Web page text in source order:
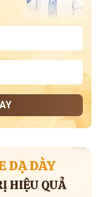
DẠ DÀY
HIỆU QUẢ